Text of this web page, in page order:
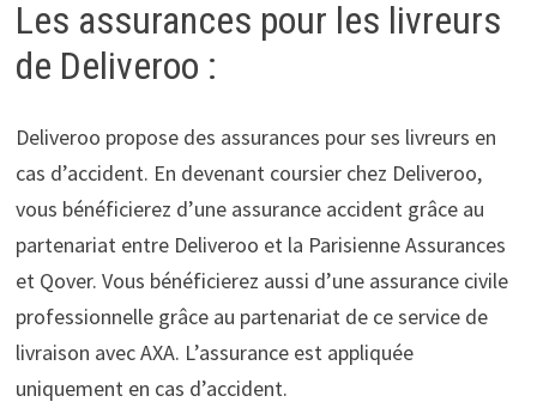
Les assurances pour les livreurs
de Deliveroo :
Deliveroo propose des assurances pour ses livreurs en
cas d’accident. En devenant coursier chez Deliveroo,
vous bénéficierez d’une assurance accident grâce au
partenariat entre Deliveroo et la Parisienne Assurances
et Qover. Vous bénéficierez aussi d’une assurance civile
professionnelle grâce au partenariat de ce service de
livraison avec AXA. L’assurance est appliquée
uniquement en cas d’accident.